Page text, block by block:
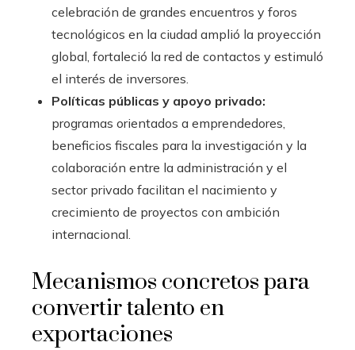
celebración de grandes encuentros y foros
tecnológicos en la ciudad amplió la proyección
global, fortaleció la red de contactos y estimuló
el interés de inversores.
Políticas públicas y apoyo privado:
programas orientados a emprendedores,
beneficios fiscales para la investigación y la
colaboración entre la administración y el
sector privado facilitan el nacimiento y
crecimiento de proyectos con ambición
internacional.
Mecanismos concretos para
convertir talento en
exportaciones